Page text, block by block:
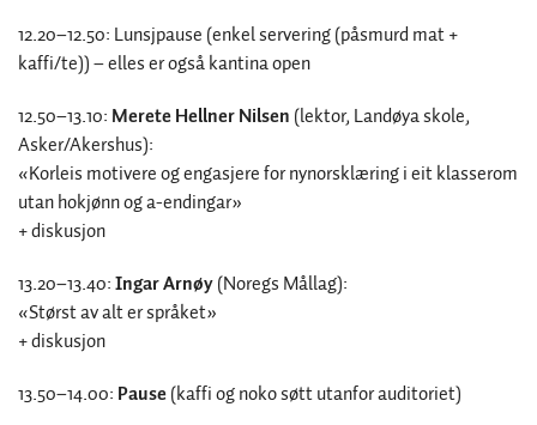
12.20–12.50: Lunsjpause (enkel servering (påsmurd mat +
kaffi/te)) – elles er også kantina open
12.50–13.10: Merete Hellner Nilsen (lektor, Landøya skole,
Asker/Akershus):
«Korleis motivere og engasjere for nynorsklæring i eit klasserom
utan hokjønn og a-endingar»
+ diskusjon
13.20–13.40:Ingar Arnøy(Noregs Mållag):
«Størst av alt er språket»
+ diskusjon
13.50–14.00: Pause(kaffi og noko søtt utanfor auditoriet)